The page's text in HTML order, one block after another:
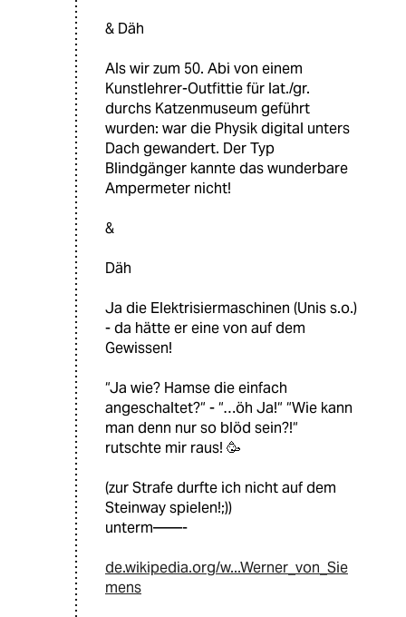
& Däh
Als wir zum 50. Abi von einem
Kunstlehrer-Outfittie für lat./gr.
durchs Katzenmuseum geführt
wurden: war die Physik digital unters
Dach gewandert. Der Typ
Blindgänger kannte das wunderbare
Ampermeter nicht!
&
Däh
Ja die Elektrisiermaschinen (Unis s.o.)
- da hätte er eine von auf dem
Gewissen!
“Ja wie? Hamse die einfach
angeschaltet?“ - “…öh Ja!“ “Wie kann
man denn nur so blöd sein?!“
rutschte mir raus! 🥳
(zur Strafe durfte ich nicht auf dem
Steinway spielen!;))
unterm——-
de.wikipedia.org/w...Werner_von_Sie
mens